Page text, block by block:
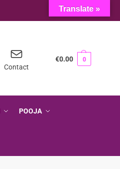
Contact
€0.00 0
POOJA
Translate »